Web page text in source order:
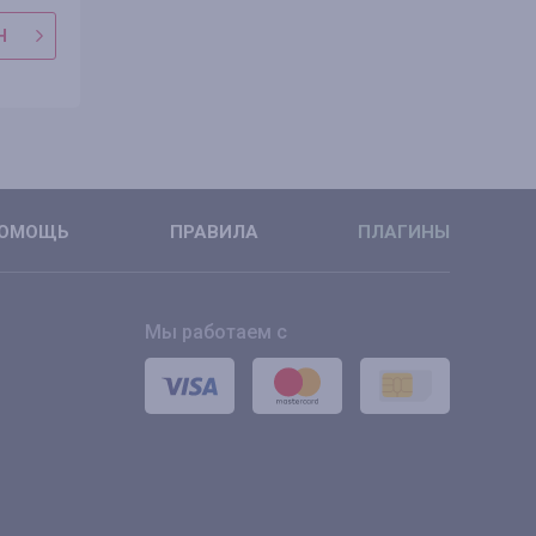
ПРАВИЛА ПЛАГИНЫ
Мы работаем с